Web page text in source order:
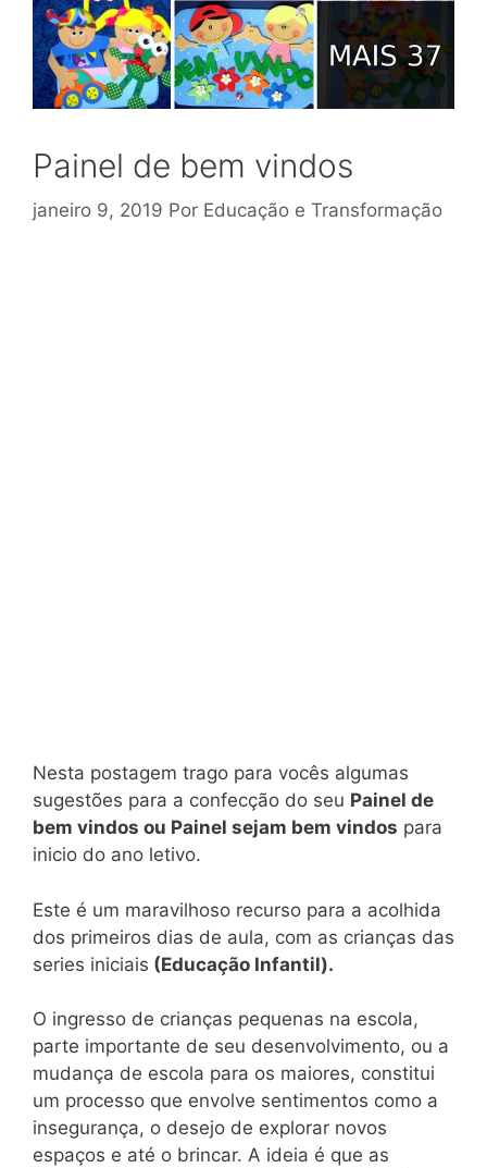
Painel de bem vindos
janeiro 9, 2019 Por Educação e Transformação
Nesta postagem trago para vocês algumas
sugestões para a confecção do seu Painel de
bem vindos ou Painel sejam bem vindos para
inicio do ano letivo.
Este é um maravilhoso recurso para a acolhida
dos primeiros dias de aula, com as crianças das
series iniciais (Educação Infantil).
O ingresso de crianças pequenas na escola,
parte importante de seu desenvolvimento, ou a
mudança de escola para os maiores, constitui
um processo que envolve sentimentos como a
insegurança, o desejo de explorar novos
espaços e até o brincar. A ideia é que as